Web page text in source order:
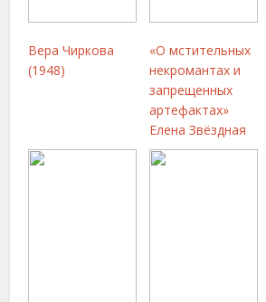
Вера Чиркова
(1948)
«О мстительных
некромантах и
запрещенных
артефактах»
Елена Звёздная